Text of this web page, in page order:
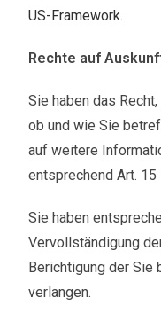
US-Framework.
Rechte auf
Sie haben das
ob und wie Sie
auf weitere
entsprechend Art. 15
Sie haben
Vervollständigung
Berichtigung der Sie
verlangen.